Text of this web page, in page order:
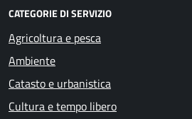
CATEGORIE DI SERVIZIO
Agricoltura e pesca
Ambiente
Catasto e urbanistica
Cultura e tempo libero